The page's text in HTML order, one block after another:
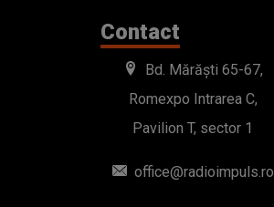
Contact
Bd. Mărăști 65-67,
Romexpo Intrarea C,
Pavilion T, sector 1
office@radioimpuls.ro